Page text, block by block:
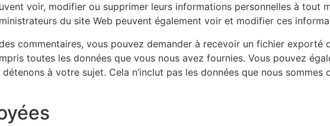
voir, modifier ou supprimer leurs informations personnelles à tout
du site Web peuvent également voir et modifier ces
commentaires, vous pouvez demander à recevoir un fichier exporté
toutes les données que vous nous avez fournies. Vous pouvez
à votre sujet. Cela n’inclut pas les données que nous sommes